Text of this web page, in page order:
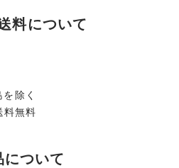
料について
除く
無料
について